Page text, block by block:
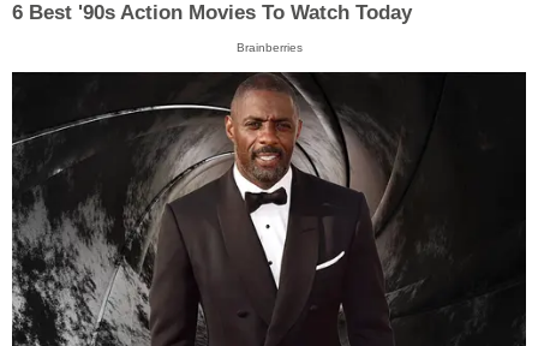
6 Best '90s Action Movies To Watch Today
Brainberries